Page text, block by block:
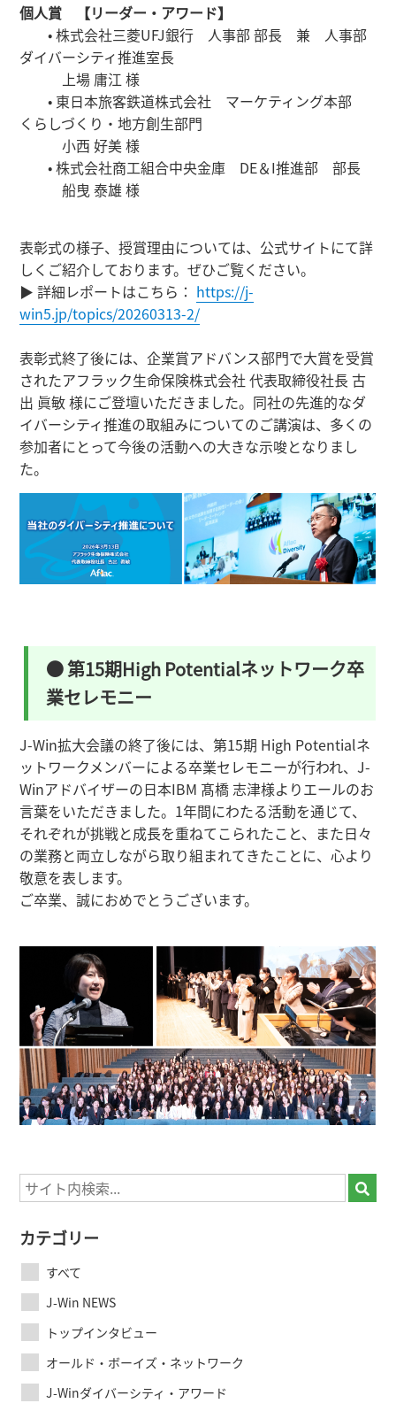
個人賞 【リーダー・アワード】
• 株式会社三菱UFJ銀行 人事部 部長 兼 人事部
ダイバーシティ推進室長
上場 庸江 様
• 東日本旅客鉄道株式会社 マーケティング本部
くらしづくり・地方創生部門
小西 好美 様
• 株式会社商工組合中央金庫 DE＆I推進部 部長
船曳 泰雄 様
表彰式の様子、授賞理由については、公式サイトにて詳
しくご紹介しております。ぜひご覧ください。
▶ 詳細レポートはこちら： https://j-
win5.jp/topics/20260313-2/
表彰式終了後には、企業賞アドバンス部門で大賞を受賞
されたアフラック生命保険株式会社 代表取締役社長 古
出 眞敏 様にご登壇いただきました。同社の先進的なダ
イバーシティ推進の取組みについてのご講演は、多くの
参加者にとって今後の活動への大きな示唆となりまし
た。
● 第15期High Potentialネットワーク卒
業セレモニー
J-Win拡大会議の終了後には、第15期 High Potentialネ
ットワークメンバーによる卒業セレモニーが行われ、J-
Winアドバイザーの日本IBM 髙橋 志津様よりエールのお
言葉をいただきました。1年間にわたる活動を通じて、
それぞれが挑戦と成長を重ねてこられたこと、また日々
の業務と両立しながら取り組まれてきたことに、心より
敬意を表します。
ご卒業、誠におめでとうございます。
カテゴリー
すべて
J-Win NEWS
トップインタビュー
オールド・ボーイズ・ネットワーク
J-Winダイバーシティ・アワード